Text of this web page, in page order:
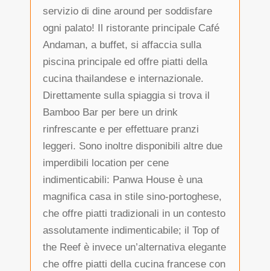
servizio di dine around per soddisfare
ogni palato! Il ristorante principale Café
Andaman, a buffet, si affaccia sulla
piscina principale ed offre piatti della
cucina thailandese e internazionale.
Direttamente sulla spiaggia si trova il
Bamboo Bar per bere un drink
rinfrescante e per effettuare pranzi
leggeri. Sono inoltre disponibili altre due
imperdibili location per cene
indimenticabili: Panwa House è una
magnifica casa in stile sino-portoghese,
che offre piatti tradizionali in un contesto
assolutamente indimenticabile; il Top of
the Reef è invece un’alternativa elegante
che offre piatti della cucina francese con